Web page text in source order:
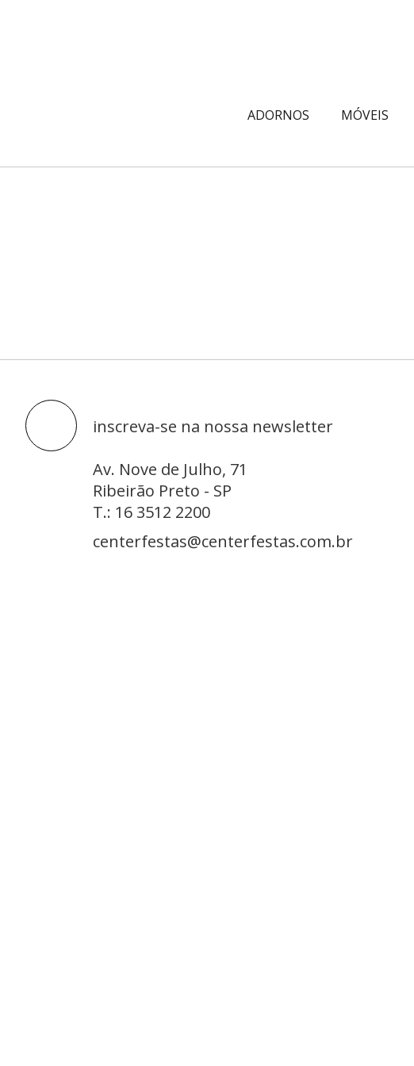
ADORNOS MÓVEIS
inscreva-se na nossa newsletter
Av. Nove de Julho, 71
Ribeirão Preto - SP
T.: 16 3512 2200
centerfestas@centerfestas.com.br